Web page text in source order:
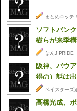
まとめロッテ！
ソフトバン
樹らが来季
なんJ PRIDE
阪神、バウ
得の）話は出
ベイスターズ
高橋光成、